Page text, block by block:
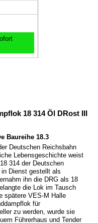
18 314 Öl DRost III
Baureihe 18.3
Deutschen Reichsbahn
Lebensgeschichte weist
314 der Deutschen
Dienst gestellt als
ihn die DRG als 18
die Lok im Tausch
spätere VES-M Halle
für
zu werden, wurde sie
Führerhaus und Tender